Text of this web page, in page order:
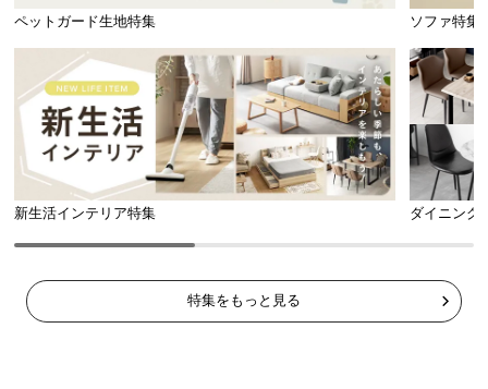
ペットガード生地特集 ソファ特集
新生活インテリア特集 ダイニング
特集をもっと見る